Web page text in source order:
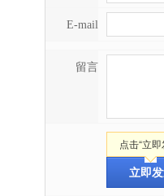
E-mail
留言
点击“立